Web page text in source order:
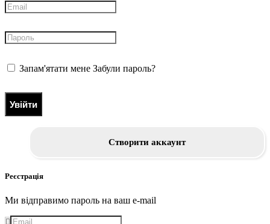
Запам'ятати мене Забули пароль?
Увійти
Створити аккаунт
Реєстрація
Ми відправимо пароль на ваш e-mail